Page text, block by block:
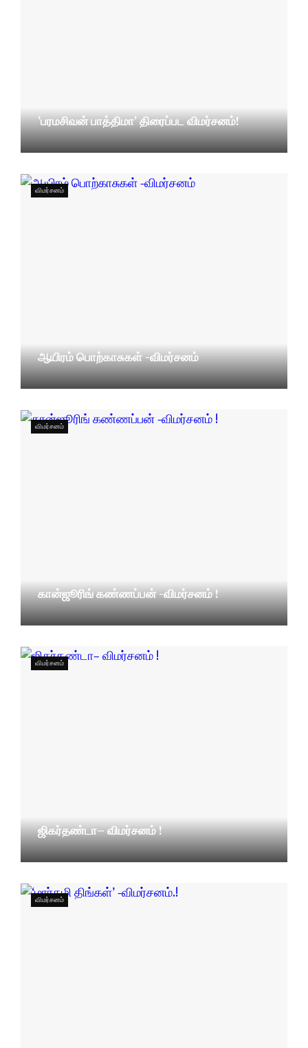
’பரமசிவன் பாத்திமா’ திரைப்பட விமர்சனம்!
ஆயிரம் பொற்காசுகள் -விமர்சனம்
விமர்சனம்
கான்ஜூரிங் கண்ணப்பன் -விமர்சனம் !
விமர்சனம்
ஜிகர்தண்டா– விமர்சனம் !
விமர்சனம்
விமர்சனம்